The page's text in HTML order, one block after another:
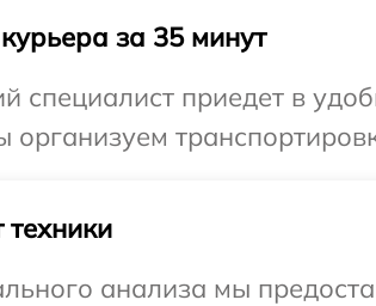
за 35 минут
специалист приедет в
организуем
техники
анализа мы